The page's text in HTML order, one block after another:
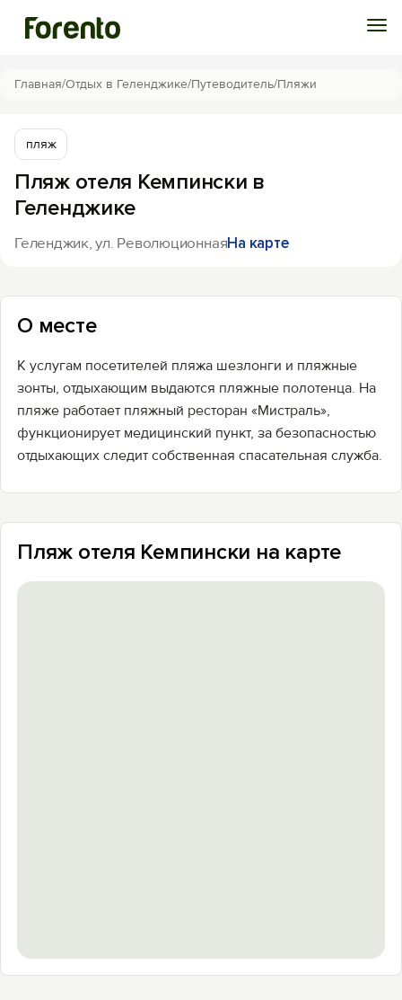
Войти
Избранное
История просмотра
Добавить свой объект
Главная/Отдых в Геленджике/Путеводитель/Пляжи
пляж
Пляж отеля Кемпински в
Геленджике
Геленджик, ул. РеволюционнаяНа карте
О месте
К услугам посетителей пляжа шезлонги и пляжные
зонты, отдыхающим выдаются пляжные полотенца. На
пляже работает пляжный ресторан «Мистраль»,
функционирует медицинский пункт, за безопасностью
отдыхающих следит собственная спасательная служба.
Пляж отеля Кемпински на карте